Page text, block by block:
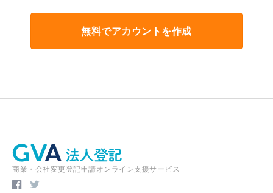
無料でアカウントを作成
商業・会社変更登記申請オンライン支援サービス